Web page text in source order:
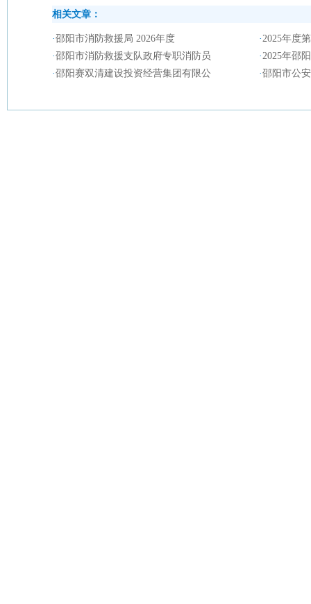
相关文章：
·邵阳市消防救援局 2026年度 ·2025年度
·邵阳市消防救援支队政府专职消防员 ·2025年邵
·邵阳赛双清建设投资经营集团有限公 ·邵阳市公